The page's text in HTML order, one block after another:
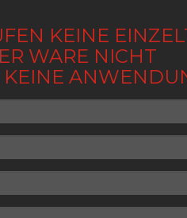
KEINE
WARE NICHT